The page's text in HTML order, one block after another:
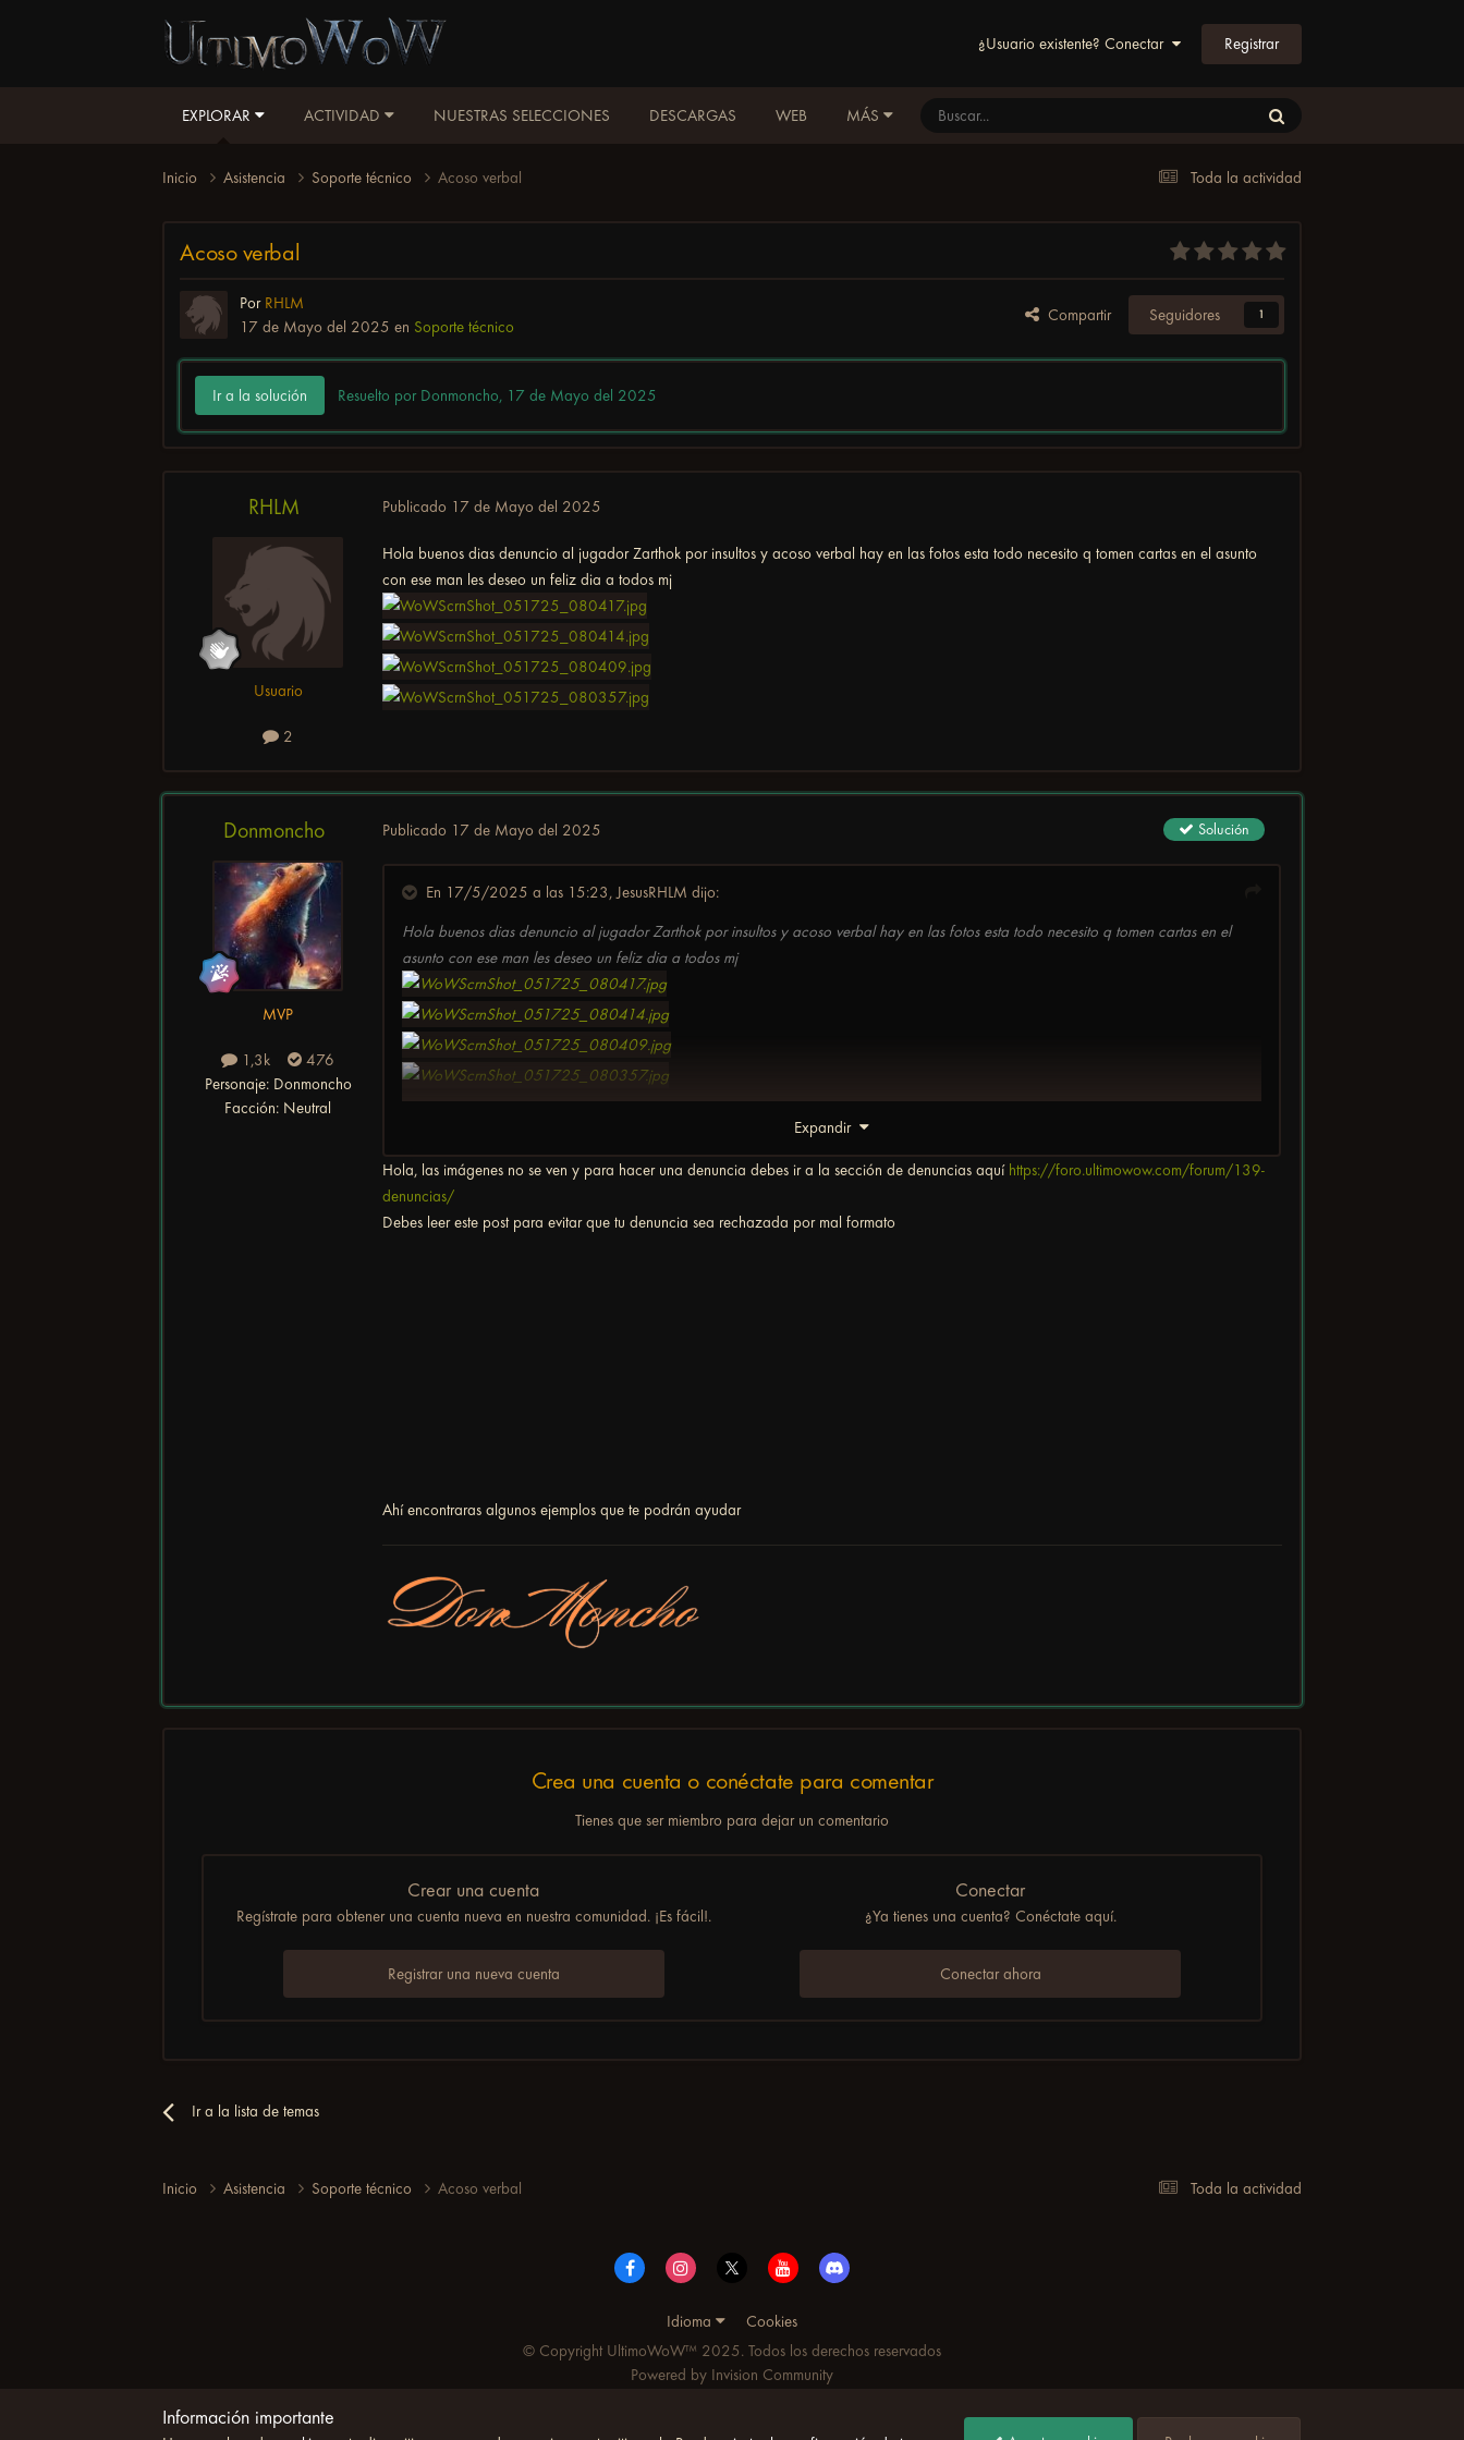
¿Usuario existente? Conectar Registrar
EXPLORAR ACTIVIDAD NUESTRAS SELECCIONES DESCARGAS WEB MÁS
Toda la actividad
Inicio Asistencia Soporte técnico Acoso verbal
Acoso verbal
Por RHLM
17 de Mayo del 2025 en Soporte técnico
Compartir Seguidores 1
Ir a la solución Resuelto por Donmoncho, 17 de Mayo del 2025
RHLM
Usuario
2
Publicado 17 de Mayo del 2025
Hola buenos dias denuncio al jugador Zarthok por insultos y acoso verbal hay en las fotos esta todo necesito q tomen cartas en el asunto
con ese man les deseo un feliz dia a todos mj
Donmoncho
MVP
1,3k
476
Personaje:Donmoncho
Facción: Neutral
Solución
Publicado 17 de Mayo del 2025
En 17/5/2025 a las 15:23,JesusRHLM dijo:
Hola buenos dias denuncio al jugador Zarthok por insultos y acoso verbal hay en las fotos esta todo necesito q tomen cartas en el
asunto con ese man les deseo un feliz dia a todos mj
Expandir
Hola, las imágenes no se ven y para hacer una denuncia debes ir a la sección de denuncias aquí https://foro.ultimowow.com/forum/139-
denuncias/
Debes leer este post para evitar que tu denuncia sea rechazada por mal formato
Ahí encontraras algunos ejemplos que te podrán ayudar
Crea una cuenta o conéctate para comentar
Tienes que ser miembro para dejar un comentario
Crear una cuenta
Regístrate para obtener una cuenta nueva en nuestra comunidad. ¡Es fácil!.
Registrar una nueva cuenta
Conectar
¿Ya tienes una cuenta? Conéctate aquí.
Conectar ahora
Ir a la lista de temas
Toda la actividad
Inicio Asistencia Soporte técnico Acoso verbal
Idioma
Cookies
© Copyright UltimoWoW™ 2025. Todos los derechos reservados
Powered by Invision Community
Información importante